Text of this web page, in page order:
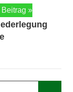
Beitrag